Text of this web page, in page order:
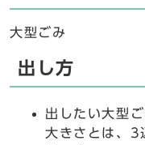
大型ごみ
出し方
出したい大型
大きさとは、3